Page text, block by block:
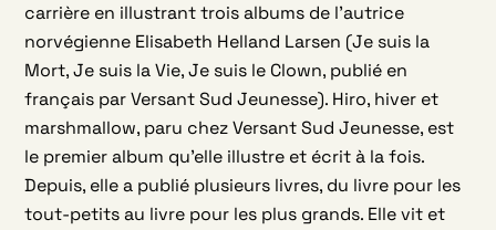
carrière en illustrant trois albums de l’autrice
norvégienne Elisabeth Helland Larsen (Je suis la
Mort, Je suis la Vie, Je suis le Clown, publié en
français par Versant Sud Jeunesse). Hiro, hiver et
marshmallow, paru chez Versant Sud Jeunesse, est
le premier album qu’elle illustre et écrit à la fois.
Depuis, elle a publié plusieurs livres, du livre pour les
tout-petits au livre pour les plus grands. Elle vit et